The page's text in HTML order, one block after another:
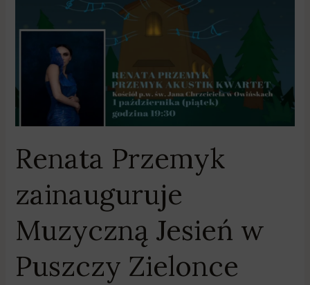
Renata Przemyk
zainauguruje
Muzyczną Jesień w
Puszczy Zielonce
Puszczy